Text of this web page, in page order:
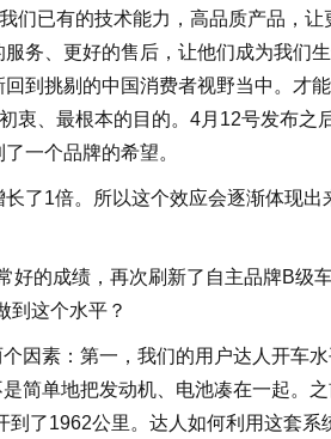
们已有的技术能力，高品质产品，让
务、更好的售后，让他们成为我们
到挑剔的中国消费者视野当中。才
衷、最根本的目的。4月12号发布之
一个品牌的希望。
了1倍。所以这个效应会逐渐体现出
的成绩，再次刷新了自主品牌B级
到这个水平？
素：第一，我们的用户达人开车水
简单地把发动机、电池凑在一起。
了1962公里。达人如何利用这套系